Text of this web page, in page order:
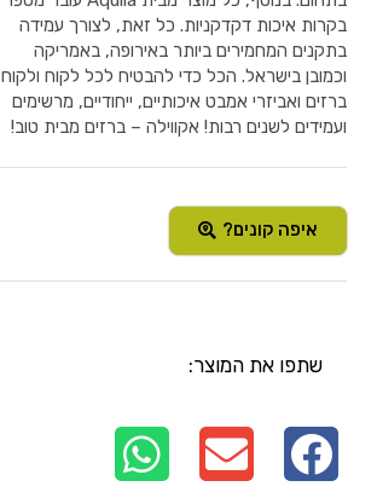
בקרות איכות דקדקניות. כל זאת, לצורך עמידה
בתקנים המחמירים ביותר באירופה, באמריקה
וכמובן בישראל. הכל כדי להבטיח לכל לקוח ולקוח
ברזים ואביזרי אמבט איכותיים, ייחודיים, מרשימים
ועמידים לשנים רבות! אקווילה – ברזים מבית טוב!
איפה קונים?
שתפו את המוצר: